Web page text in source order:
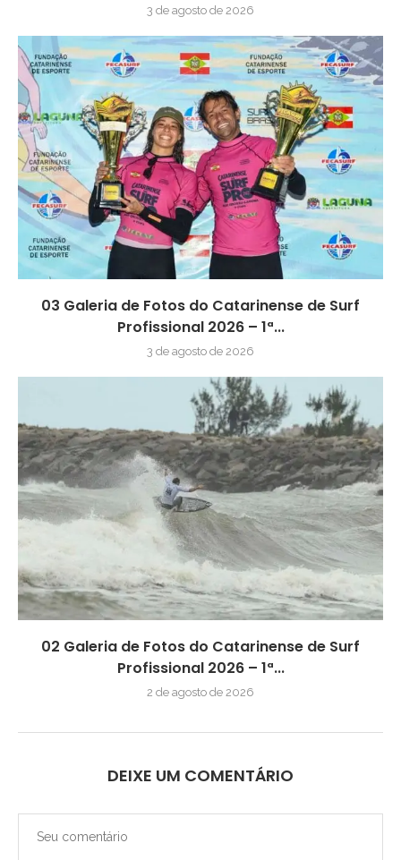
3 de agosto de 2026
03 Galeria de Fotos do Catarinense de Surf
Profissional 2026 – 1ª...
3 de agosto de 2026
02 Galeria de Fotos do Catarinense de Surf
Profissional 2026 – 1ª...
2 de agosto de 2026
DEIXE UM COMENTÁRIO